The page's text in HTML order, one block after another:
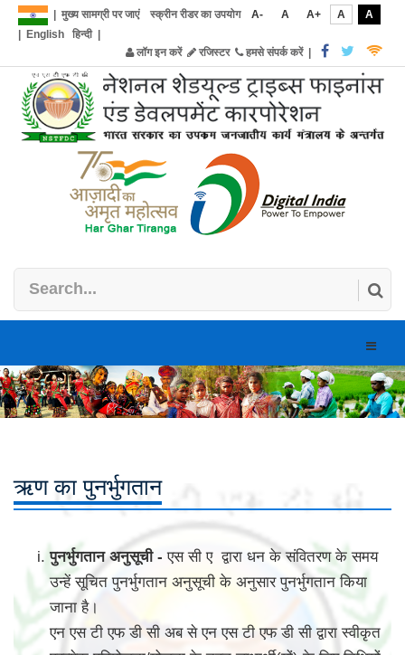
मुख्य सामग्री पर जाएं स्क्रीन रीडर का उपयोग A- A A+ A
A
English हिन्दी|
लॉग इन करें
रजिस्टर हमसे संपर्क करें|
Toggle
ऋण का पुनर्भुगतान
पुनर्भुगतान अनुसूची -एस सी ए द्वारा धन के संवितरण के समय
उन्हें सूचित पुनर्भुगतान अनुसूची के अनुसार पुनर्भुगतान किया
जाना है।
एन एस टी एफ डी सी अब से एन एस टी एफ डी सी द्वारा स्वीकृत